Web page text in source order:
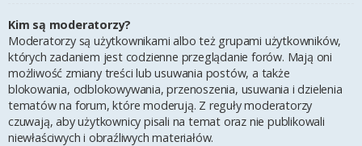
Kim są moderatorzy?
Moderatorzy są użytkownikami albo też grupami użytkowników,
których zadaniem jest codzienne przeglądanie forów. Mają oni
możliwość zmiany treści lub usuwania postów, a także
blokowania, odblokowywania, przenoszenia, usuwania i dzielenia
tematów na forum, które moderują. Z reguły moderatorzy
czuwają, aby użytkownicy pisali na temat oraz nie publikowali
niewłaściwych i obraźliwych materiałów.